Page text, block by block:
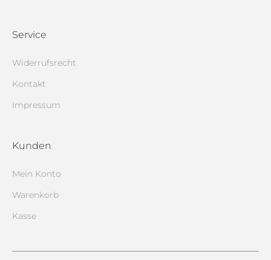
Service
Widerrufsrecht
Kontakt
Impressum
Kunden
Mein Konto
Warenkorb
Kasse